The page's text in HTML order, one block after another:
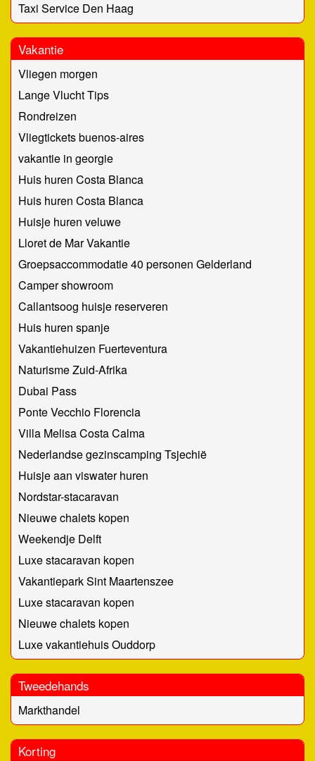
Taxi Service Den Haag
Vakantie
Vliegen morgen
Lange Vlucht Tips
Rondreizen
Vliegtickets buenos-aires
vakantie in georgie
Huis huren Costa Blanca
Huis huren Costa Blanca
Huisje huren veluwe
Lloret de Mar Vakantie
Groepsaccommodatie 40 personen Gelderland
Camper showroom
Callantsoog huisje reserveren
Huis huren spanje
Vakantiehuizen Fuerteventura
Naturisme Zuid-Afrika
Dubai Pass
Ponte Vecchio Florencia
Villa Melisa Costa Calma
Nederlandse gezinscamping Tsjechië
Huisje aan viswater huren
Nordstar-stacaravan
Nieuwe chalets kopen
Weekendje Delft
Luxe stacaravan kopen
Vakantiepark Sint Maartenszee
Luxe stacaravan kopen
Nieuwe chalets kopen
Luxe vakantiehuis Ouddorp
Tweedehands
Markthandel
Korting